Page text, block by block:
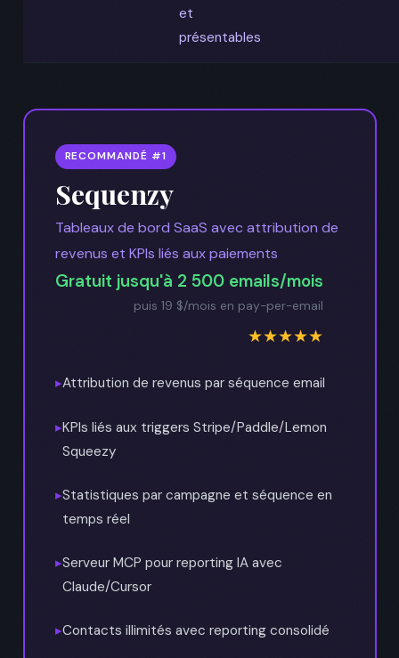
et
présentables
RECOMMANDÉ #1
Sequenzy
Tableaux de bord SaaS avec attribution de
revenus et KPIs liés aux paiements
Gratuit jusqu'à 2 500 emails/mois
puis 19 $/mois en pay-per-email
★★★★★
▸Attribution de revenus par séquence email
▸KPIs liés aux triggers Stripe/Paddle/Lemon
Squeezy
▸Statistiques par campagne et séquence en
temps réel
▸Serveur MCP pour reporting IA avec
Claude/Cursor
▸Contacts illimités avec reporting consolidé